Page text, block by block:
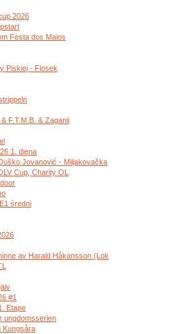
2026
Festa dos Maios
Piskiej - Flosek
F.T.M.B. & Zaganii
1. diena
Jovanović - Miljakovačka
Cup, Charity OL
średni
av Harald Håkansson (Lok
#1
Etape
ungdomsserien
Kungsåra